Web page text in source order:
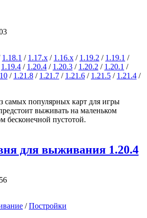
1.18.1 / 1.17.x / 1.16.x / 1.19.2 / 1.19.1 /
1.19.4 / 1.20.4 / 1.20.3 / 1.20.2 / 1.20.1 /
/ 1.21.8 / 1.21.7 / 1.21.6 / 1.21.5 / 1.21.4 /
самых популярных карт для игры
выживать на маленьком
бесконечной пустотой.
для выживания 1.20.4
/Постройки